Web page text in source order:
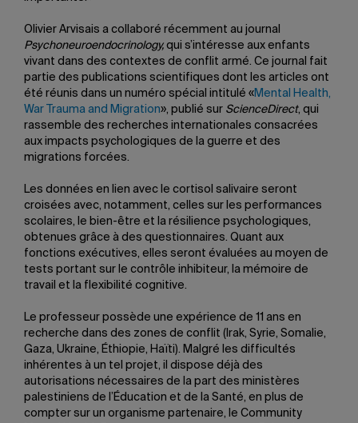
Olivier Arvisais a collaboré récemment au journal
Psychoneuroendocrinology, qui s’intéresse aux enfants
vivant dans des contextes de conflit armé. Ce journal fait
partie des publications scientifiques dont les articles ont
été réunis dans un numéro spécial intitulé «Mental Health,
War Trauma and Migration», publié sur ScienceDirect, qui
rassemble des recherches internationales consacrées
aux impacts psychologiques de la guerre et des
migrations forcées.
Les données en lien avec le cortisol salivaire seront
croisées avec, notamment, celles sur les performances
scolaires, le bien-être et la résilience psychologiques,
obtenues grâce à des questionnaires. Quant aux
fonctions exécutives, elles seront évaluées au moyen de
tests portant sur le contrôle inhibiteur, la mémoire de
travail et la flexibilité cognitive.
Le professeur possède une expérience de 11 ans en
recherche dans des zones de conflit (Irak, Syrie, Somalie,
Gaza, Ukraine, Éthiopie, Haïti). Malgré les difficultés
inhérentes à un tel projet, il dispose déjà des
autorisations nécessaires de la part des ministères
palestiniens de l’Éducation et de la Santé, en plus de
compter sur un organisme partenaire, le Community